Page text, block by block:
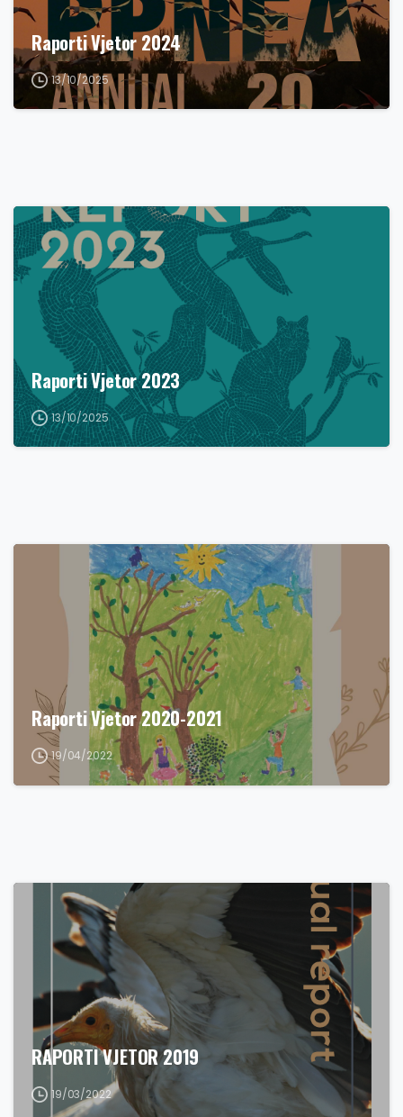
Raporti Vjetor 2024
13/10/2025
Raporti Vjetor 2023
13/10/2025
Raporti Vjetor 2020-2021
19/04/2022
RAPORTI VJETOR 2019
19/03/2022